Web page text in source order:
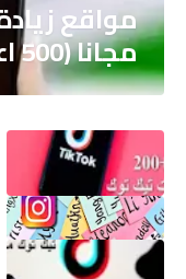
مواقع
مجانا (500 اعجاب لكل فيديو)